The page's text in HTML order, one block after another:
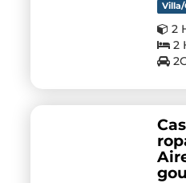
Villa/
2
2